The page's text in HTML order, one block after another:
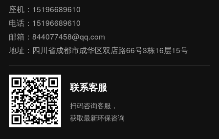
座机：15196689610
电话：15196689610
邮箱：844077458@qq.com
地址：四川省成都市成华区双店路66号3栋16层15号
联系客服
扫码咨询客服，
获取最新环保咨询